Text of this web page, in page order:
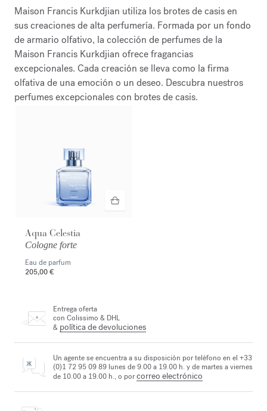
Maison Francis Kurkdjian utiliza los brotes de casis en
sus creaciones de alta perfumería. Formada por un fondo
de armario olfativo, la colección de perfumes de la
Maison Francis Kurkdjian ofrece fragancias
excepcionales. Cada creación se lleva como la firma
olfativa de una emoción o un deseo. Descubra nuestros
perfumes excepcionales con brotes de casis.
Aqua Celestia
Cologne forte
Eau de parfum
205,00 €
Entrega oferta
con Colissimo & DHL
& política de devoluciones
Un agente se encuentra a su disposición por teléfono en el +33
(0)1 72 95 09 89 lunes de 9.00 a 19.00 h. y de martes a viernes
de 10.00 a 19.00 h., o porcorreo electrónico